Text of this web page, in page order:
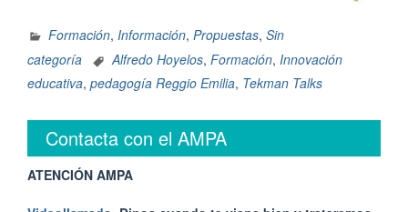
Formación, Información, Propuestas, Sin
categoría
Alfredo Hoyelos, Formación, Innovación
educativa, pedagogía Reggio Emilia, Tekman Talks
Contacta con el AMPA
ATENCIÓN AMPA